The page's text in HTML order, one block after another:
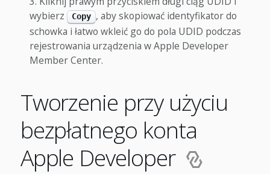
wybierz Copy , aby skopiować identyfikator do
schowka i łatwo wkleić go do pola UDID podczas
rejestrowania urządzenia w Apple Developer
Member Center.
Tworzenie przy użyciu
bezpłatnego konta
Apple Developer